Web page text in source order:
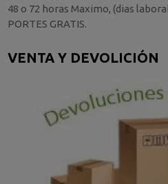
48 o 72 horas Maximo, (dias
PORTES GRATIS.
VENTA Y DEVOLICIÓN